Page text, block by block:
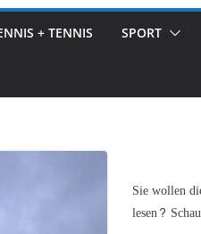
+ TENNIS SPORT
Sie wollen
lesen?